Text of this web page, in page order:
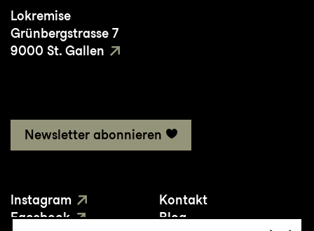
Lokremise
Grünbergstrasse 7
9000 St. Gallen
Newsletter abonnieren
Instagram
Facebook
Kontakt
Blog